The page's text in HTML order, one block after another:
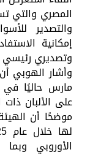
المصري والتي
والتصدير
إمكانية
وتصديري رئيسي
وأشار الهوبي
مارس حاليًا في
على الألبان ذات
موضحًا أن
الأوروبي